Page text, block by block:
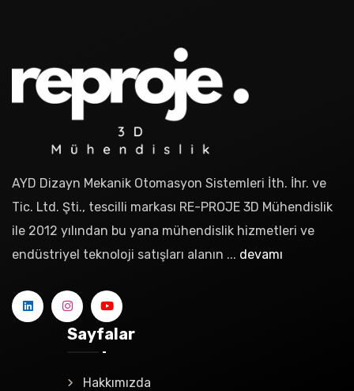
AYD Dizayn Mekanik Otomasyon Sistemleri İth. İhr. ve
Tic. Ltd. Şti., tescilli markası RE-PROJE 3D Mühendislik
ile 2012 yılından bu yana mühendislik hizmetleri ve
endüstriyel teknoloji satışları alanın ... devamı
Sayfalar
Hakkımızda